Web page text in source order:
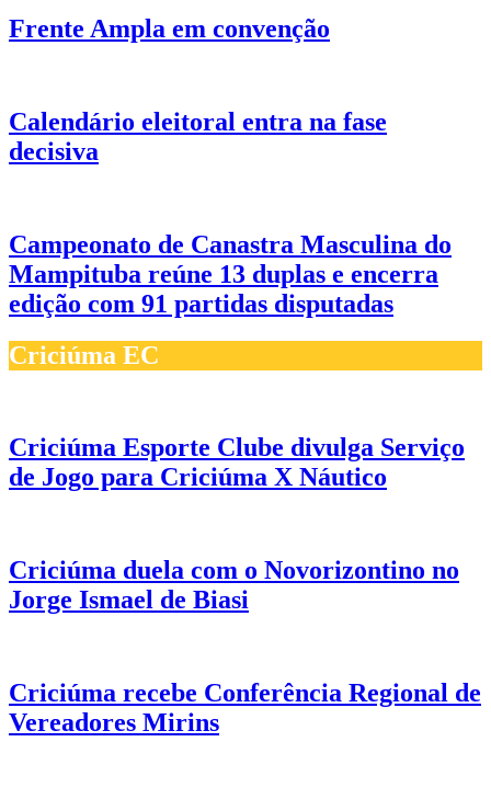
Frente Ampla em convenção
Calendário eleitoral entra na fase
decisiva
Campeonato de Canastra Masculina do
Mampituba reúne 13 duplas e encerra
edição com 91 partidas disputadas
Criciúma EC
Criciúma Esporte Clube divulga Serviço
de Jogo para Criciúma X Náutico
Criciúma duela com o Novorizontino no
Jorge Ismael de Biasi
Criciúma recebe Conferência Regional de
Vereadores Mirins